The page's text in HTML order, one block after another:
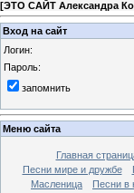
[ЭТО САЙТ Александра
Вход на сайт
Логин:
Пароль:
запомнить
Меню сайта
Главная
Песни мире и дружбе
Масленица
Песни в